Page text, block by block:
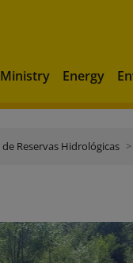
Ministry Energy
Reservas Hidrológicas